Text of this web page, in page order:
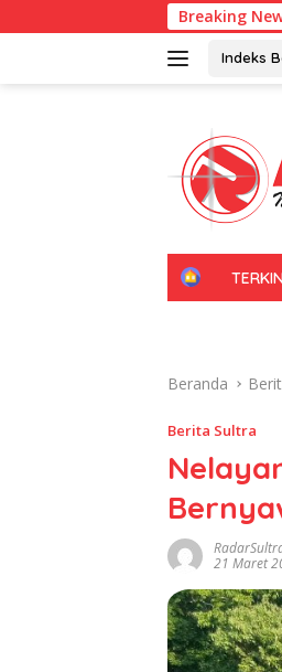
ke
Breaking
Indeks
H
Beranda
Berita Sultra
21 Maret